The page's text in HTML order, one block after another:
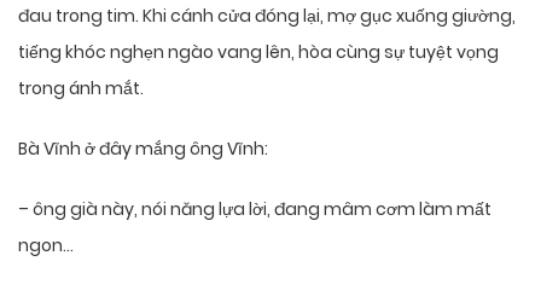
đau trong tim. Khi cánh cửa đóng lại, mợ gục xuống giường,
tiếng khóc nghẹn ngào vang lên, hòa cùng sự tuyệt vọng
trong ánh mắt.
Bà Vĩnh ở đây mắng ông Vĩnh:
– ông già này, nói năng lựa lời, đang mâm cơm làm mất
ngon…